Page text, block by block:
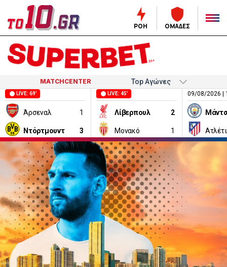
ΡΟΗ ΟΜΑΔΕΣ
MATCHCENTER
09/08/2026 |
LIVE: 69'
Άρσεναλ 1
Ντόρτμουντ 3
LIVE: 45'
Λίβερπουλ 2
Μονακό 1